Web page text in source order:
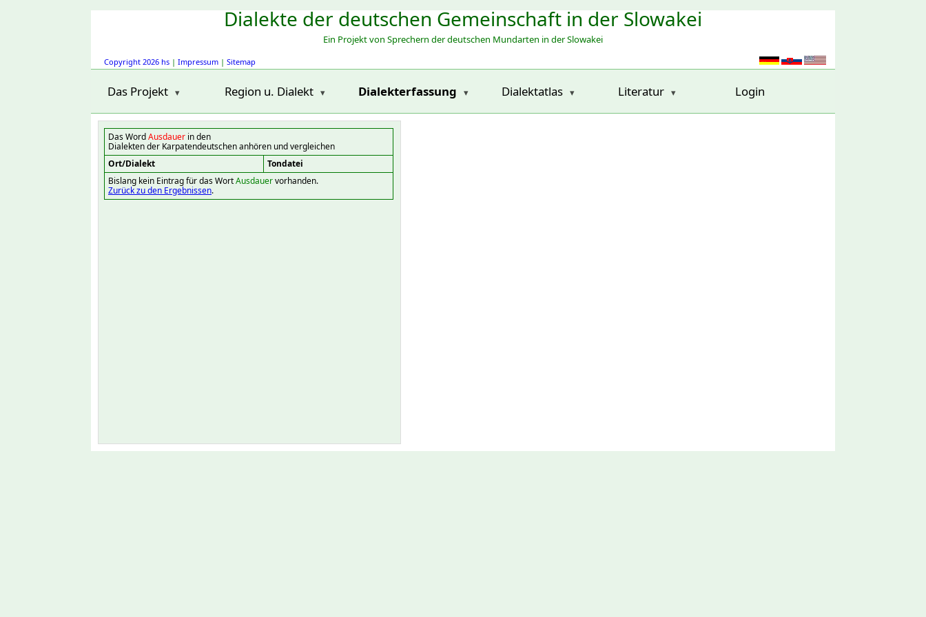
Dialekte der deutschen Gemeinschaft in der Slowakei
Ein Projekt von Sprechern der deutschen Mundarten in der Slowakei
Copyright 2026 hs | Impressum | Sitemap
Das Projekt Region u. Dialekt Dialekterfassung Dialektatlas Literatur Login
Das WordAusdauer in den
Dialekten der Karpatendeutschen anhören und vergleichen
Ort/Dialekt
Tondatei
Bislang kein Eintrag für das WortAusdauervorhanden.
Zurück zu den Ergebnissen.